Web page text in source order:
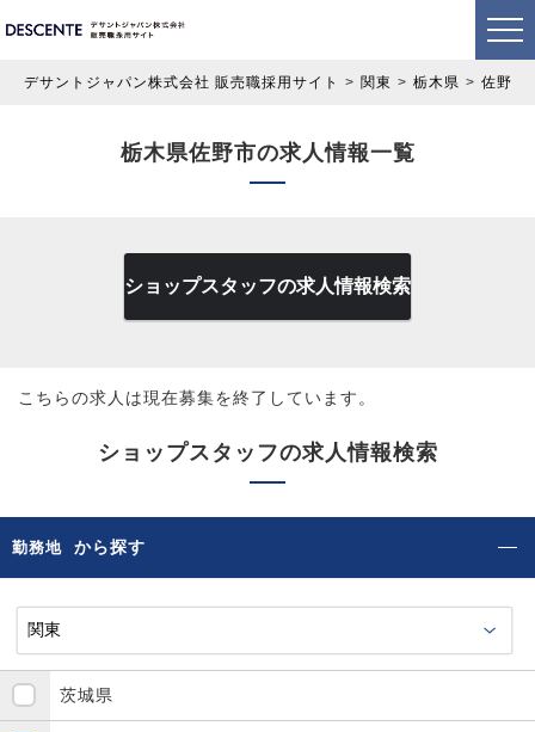
デサントジャパン株式会社 販売職採用サイト 関東 栃木県 佐野市
栃木県佐野市の求人情報一覧
ショップスタッフの求人情報検索
こちらの求人は現在募集を終了しています。
ショップスタッフの求人情報検索
勤務地 から探す
茨城県